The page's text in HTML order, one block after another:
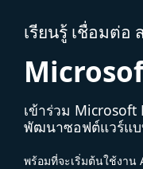
เรียนรู้ เชื่อมต่อ
เข้าร่วม
พัฒนาซอฟต์แวร์แ
พร้อมที่จะเริ่มต้นใช้งาน